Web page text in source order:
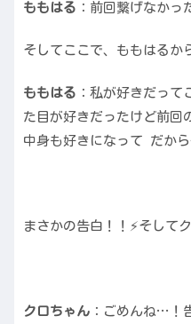
ももはる ：前回繋げなかっ
そしてここで、ももはるか
ももはる ：私が好きだっ
た目が好きだったけど前回
中身も好きになって だか
まさかの告白！！⚡️そして
クロちゃん ：ごめんね…！